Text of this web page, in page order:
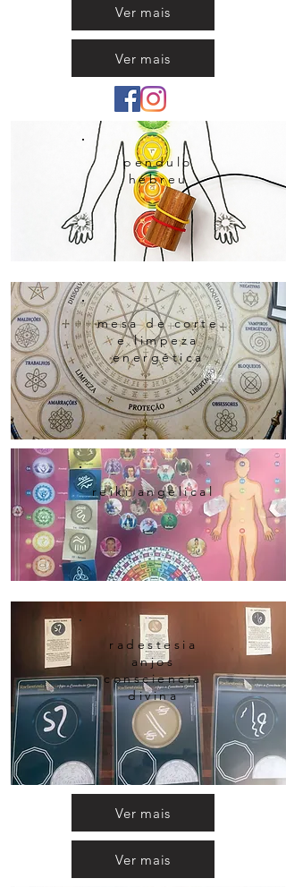
Ver mais
Ver mais
pendulo
hebreu
mesa de corte
e limpeza
energética
reiki angelical
radestesia
anjos
consciencia
divina
Ver mais
Ver mais